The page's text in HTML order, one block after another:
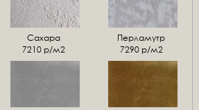
Сахара
7210 р/м2
Перламутр
7290 р/м2